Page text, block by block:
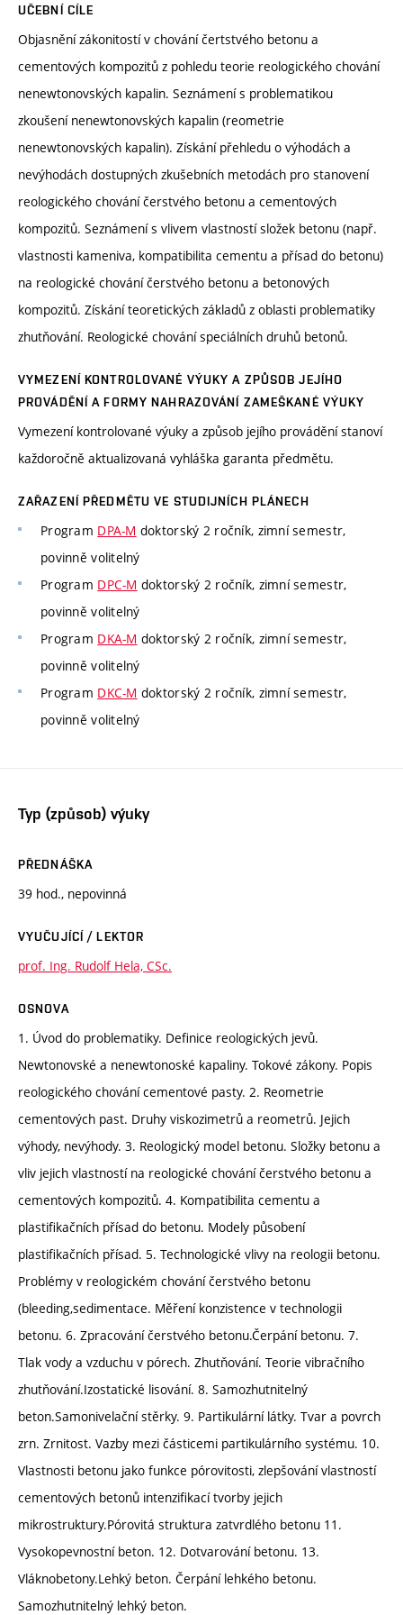
UČEBNÍ CÍLE
Objasnění zákonitostí v chování čertstvého betonu a
cementových kompozitů z pohledu teorie reologického chování
nenewtonovských kapalin. Seznámení s problematikou
zkoušení nenewtonovských kapalin (reometrie
nenewtonovských kapalin). Získání přehledu o výhodách a
nevýhodách dostupných zkušebních metodách pro stanovení
reologického chování čerstvého betonu a cementových
kompozitů. Seznámení s vlivem vlastností složek betonu (např.
vlastnosti kameniva, kompatibilita cementu a přísad do betonu)
na reologické chování čerstvého betonu a betonových
kompozitů. Získání teoretických základů z oblasti problematiky
zhutňování. Reologické chování speciálních druhů betonů.
VYMEZENÍ KONTROLOVANÉ VÝUKY A ZPŮSOB JEJÍHO
PROVÁDĚNÍ A FORMY NAHRAZOVÁNÍ ZAMEŠKANÉ VÝUKY
Vymezení kontrolované výuky a způsob jejího provádění stanoví
každoročně aktualizovaná vyhláška garanta předmětu.
ZAŘAZENÍ PŘEDMĚTU VE STUDIJNÍCH PLÁNECH
Program DPA-M doktorský 2 ročník, zimní semestr,
povinně volitelný
Program DPC-M doktorský 2 ročník, zimní semestr,
povinně volitelný
Program DKA-M doktorský 2 ročník, zimní semestr,
povinně volitelný
Program DKC-M doktorský 2 ročník, zimní semestr,
povinně volitelný
Typ (způsob) výuky
PŘEDNÁŠKA
39 hod., nepovinná
VYUČUJÍCÍ / LEKTOR
prof. Ing. Rudolf Hela, CSc.
OSNOVA
1. Úvod do problematiky. Definice reologických jevů.
Newtonovské a nenewtonoské kapaliny. Tokové zákony. Popis
reologického chování cementové pasty. 2. Reometrie
cementových past. Druhy viskozimetrů a reometrů. Jejich
výhody, nevýhody. 3. Reologický model betonu. Složky betonu a
vliv jejich vlastností na reologické chování čerstvého betonu a
cementových kompozitů. 4. Kompatibilita cementu a
plastifikačních přísad do betonu. Modely působení
plastifikačních přísad. 5. Technologické vlivy na reologii betonu.
Problémy v reologickém chování čerstvého betonu
(bleeding,sedimentace. Měření konzistence v technologii
betonu. 6. Zpracování čerstvého betonu.Čerpání betonu. 7.
Tlak vody a vzduchu v pórech. Zhutňování. Teorie vibračního
zhutňování.Izostatické lisování. 8. Samozhutnitelný
beton.Samonivelační stěrky. 9. Partikulární látky. Tvar a povrch
zrn. Zrnitost. Vazby mezi částicemi partikulárního systému. 10.
Vlastnosti betonu jako funkce pórovitosti, zlepšování vlastností
cementových betonů intenzifikací tvorby jejich
mikrostruktury.Pórovitá struktura zatvrdlého betonu 11.
Vysokopevnostní beton. 12. Dotvarování betonu. 13.
Vláknobetony.Lehký beton. Čerpání lehkého betonu.
Samozhutnitelný lehký beton.